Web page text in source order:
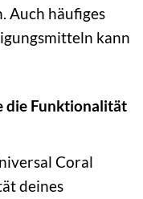
Auch häufiges
kann
die Funktionalität
Coral
deines